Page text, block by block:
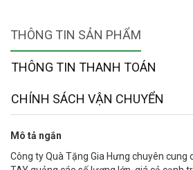
THÔNG TIN SẢN PHẨM
THÔNG TIN THANH TOÁN
CHÍNH SÁCH VẬN CHUYỂN
Mô tả ngắn
Công ty Quà Tặng Gia Hưng chuyên cung